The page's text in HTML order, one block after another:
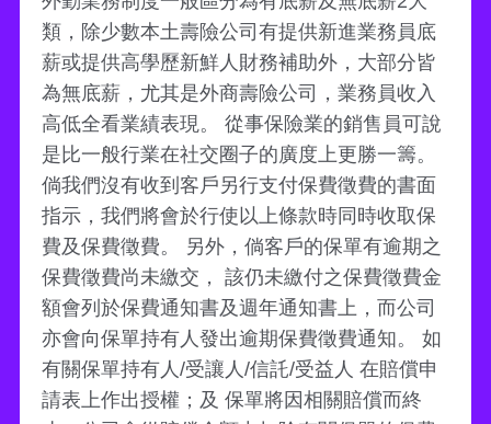
類，除少數本土壽險公司有提供新進業務員底
薪或提供高學歷新鮮人財務補助外，大部分皆
為無底薪，尤其是外商壽險公司，業務員收入
高低全看業績表現。 從事保險業的銷售員可說
是比一般行業在社交圈子的廣度上更勝一籌。
倘我們沒有收到客戶另行支付保費徵費的書面
指示，我們將會於行使以上條款時同時收取保
費及保費徵費。 另外，倘客戶的保單有逾期之
保費徵費尚未繳交， 該仍未繳付之保費徵費金
額會列於保費通知書及週年通知書上，而公司
亦會向保單持有人發出逾期保費徵費通知。 如
有關保單持有人/受讓人/信託/受益人 在賠償申
請表上作出授權；及 保單將因相關賠償而終